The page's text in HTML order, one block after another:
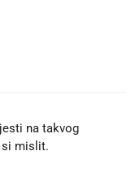
na takvog
si mislit.